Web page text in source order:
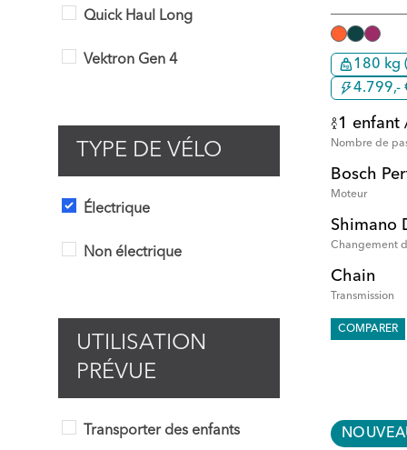
Quick Haul Long
Vektron Gen 4
TYPE DE VÉLO
Électrique
Non électrique
UTILISATION
PRÉVUE
Transporter des enfants
180 kg
4.799,-
1 enfant
Nombre de
Bosch
Moteur
Shimano
Changement
Chain
Transmission
COMPARER